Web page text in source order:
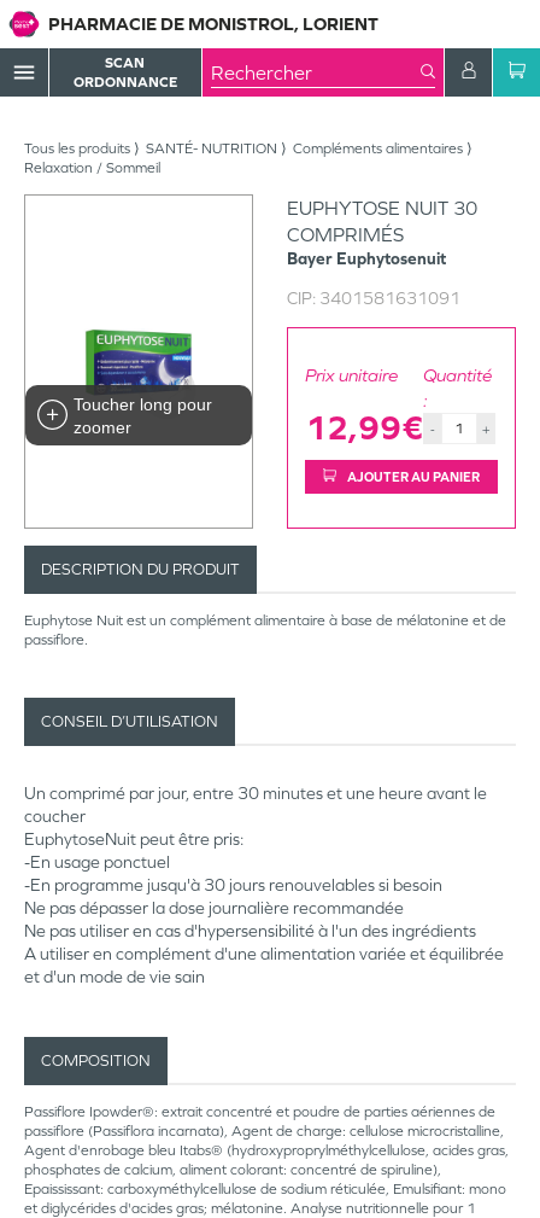
PHARMACIE DE MONISTROL, LORIENT
menu
SCAN
ORDONNANCE
Tous les produits SANTÉ- NUTRITION
Compléments alimentaires
Relaxation / Sommeil
Toucher long pour
zoomer
EUPHYTOSE NUIT 30
COMPRIMÉS
Bayer Euphytosenuit
CIP: 3401581631091
Prix unitaire
12,99€
Quantité
:
- +
AJOUTER AU PANIER
DESCRIPTION DU PRODUIT
Euphytose Nuit est un complément alimentaire à base de mélatonine et de
passiflore.
CONSEIL D’UTILISATION
Un comprimé par jour, entre 30 minutes et une heure avant le
coucher
EuphytoseNuit peut être pris:
-En usage ponctuel
-En programme jusqu'à 30 jours renouvelables si besoin
Ne pas dépasser la dose journalière recommandée
Ne pas utiliser en cas d'hypersensibilité à l'un des ingrédients
A utiliser en complément d'une alimentation variée et équilibrée
et d'un mode de vie sain
COMPOSITION
Passiflore Ipowder®: extrait concentré et poudre de parties aériennes de
passiflore (Passiflora incarnata), Agent de charge: cellulose microcristalline,
Agent d'enrobage bleu Itabs® (hydroxyproprylméthylcellulose, acides gras,
phosphates de calcium, aliment colorant: concentré de spiruline),
Epaississant: carboxyméthylcellulose de sodium réticulée, Emulsifiant: mono
et diglycérides d'acides gras; mélatonine. Analyse nutritionnelle pour 1